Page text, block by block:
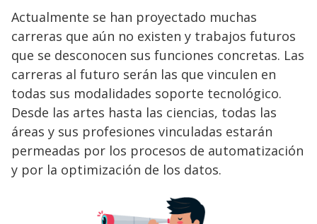
Actualmente se han proyectado muchas
carreras que aún no existen y trabajos futuros
que se desconocen sus funciones concretas. Las
carreras al futuro serán las que vinculen en
todas sus modalidades soporte tecnológico.
Desde las artes hasta las ciencias, todas las
áreas y sus profesiones vinculadas estarán
permeadas por los procesos de automatización
y por la optimización de los datos.